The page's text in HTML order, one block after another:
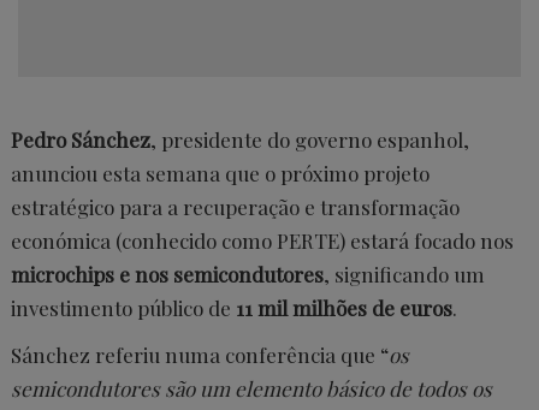
Pedro Sánchez, presidente do governo espanhol,
anunciou esta semana que o próximo projeto
estratégico para a recuperação e transformação
económica (conhecido como PERTE) estará focado nos
microchips e nos semicondutores, significando um
investimento público de 11 mil milhões de euros.
Sánchez referiu numa conferência que “os
semicondutores são um elemento básico de todos os